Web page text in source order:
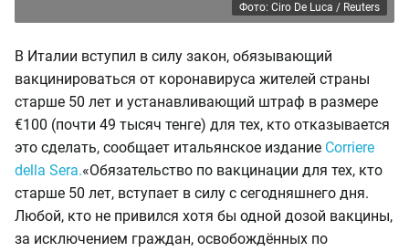
Фото: Ciro De Luca / Reuters
В Италии вступил в силу закон, обязывающий
вакцинироваться от коронавируса жителей страны
старше 50 лет и устанавливающий штраф в размере
€100 (почти 49 тысяч тенге) для тех, кто отказывается
это сделать, сообщает итальянское издание Corriere
della Sera.«Обязательство по вакцинации для тех, кто
старше 50 лет, вступает в силу с сегодняшнего дня.
Любой, кто не привился хотя бы одной дозой вакцины,
за исключением граждан, освобождённых по